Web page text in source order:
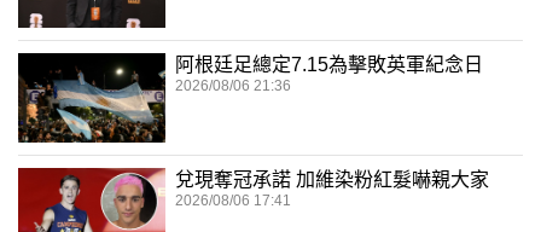
阿根廷足總定7.15為擊敗英軍紀念日
2026/08/06 21:36
兌現奪冠承諾 加維染粉紅髮嚇親大家
2026/08/06 17:41